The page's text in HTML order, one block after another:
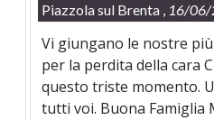
Piazzola sul Brenta , 16/06/
Vi giungano le nostre
per la perdita della cara
questo triste momento.
tutti voi. Buona Famiglia